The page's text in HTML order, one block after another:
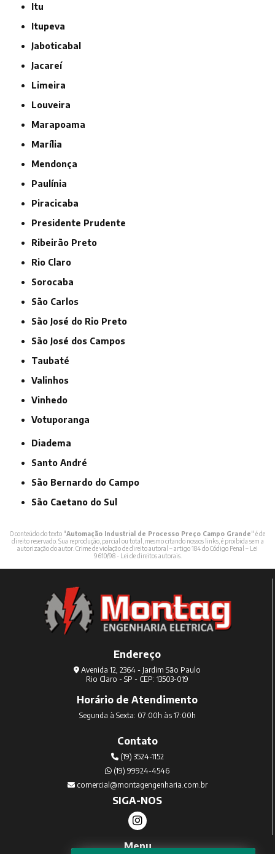
Itu
Itupeva
Jaboticabal
Jacareí
Limeira
Louveira
Marapoama
Marília
Mendonça
Paulínia
Piracicaba
Presidente Prudente
Ribeirão Preto
Rio Claro
Sorocaba
São Carlos
São José do Rio Preto
São José dos Campos
Taubaté
Valinhos
Vinhedo
Votuporanga
Diadema
Santo André
São Bernardo do Campo
São Caetano do Sul
O conteúdo do texto "Automação Industrial de Processo Preço Campo Grande" é de
direito reservado. Sua reprodução, parcial ou total, mesmo citando nossos links, é proibida sem a
autorização do autor. Crime de violação de direito autoral – artigo 184 do Código Penal –
Lei
9610/98 - Lei de direitos autorais.
Endereço
Avenida 12, 2364 - Jardim São Paulo
Rio Claro - SP - CEP: 13503-019
Horário de Atendimento
Segunda à Sexta: 07:00h às 17:00h
Contato
(19) 3524-1152
(19) 99924-4546
comercial@montagengenharia.com.br
SIGA-NOS
Menu